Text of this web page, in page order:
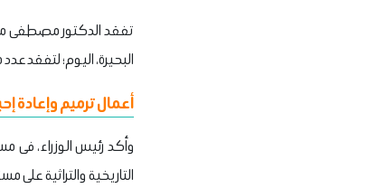
تفقد الدكتور مصطفى
البحيرة، اليوم؛ لتفقد
أعمال ترميم وإعادة
وأكد رئيس الوزراء، فى
التاريخية والتراثية